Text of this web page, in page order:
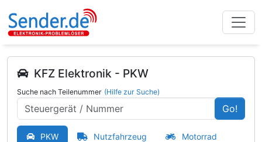
KFZ Elektronik - PKW
Suche nach Teilenummer (Hilfe zur Suche)
Go!
PKW Nutzfahrzeug Motorrad